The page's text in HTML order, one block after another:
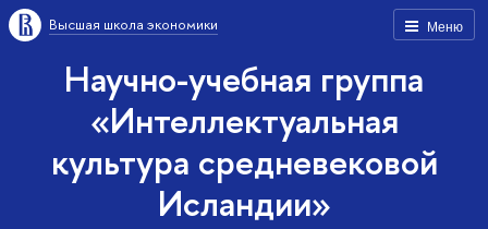
Меню
Высшая школа экономики
Научно-учебная группа
«Интеллектуальная
культура средневековой
Исландии»